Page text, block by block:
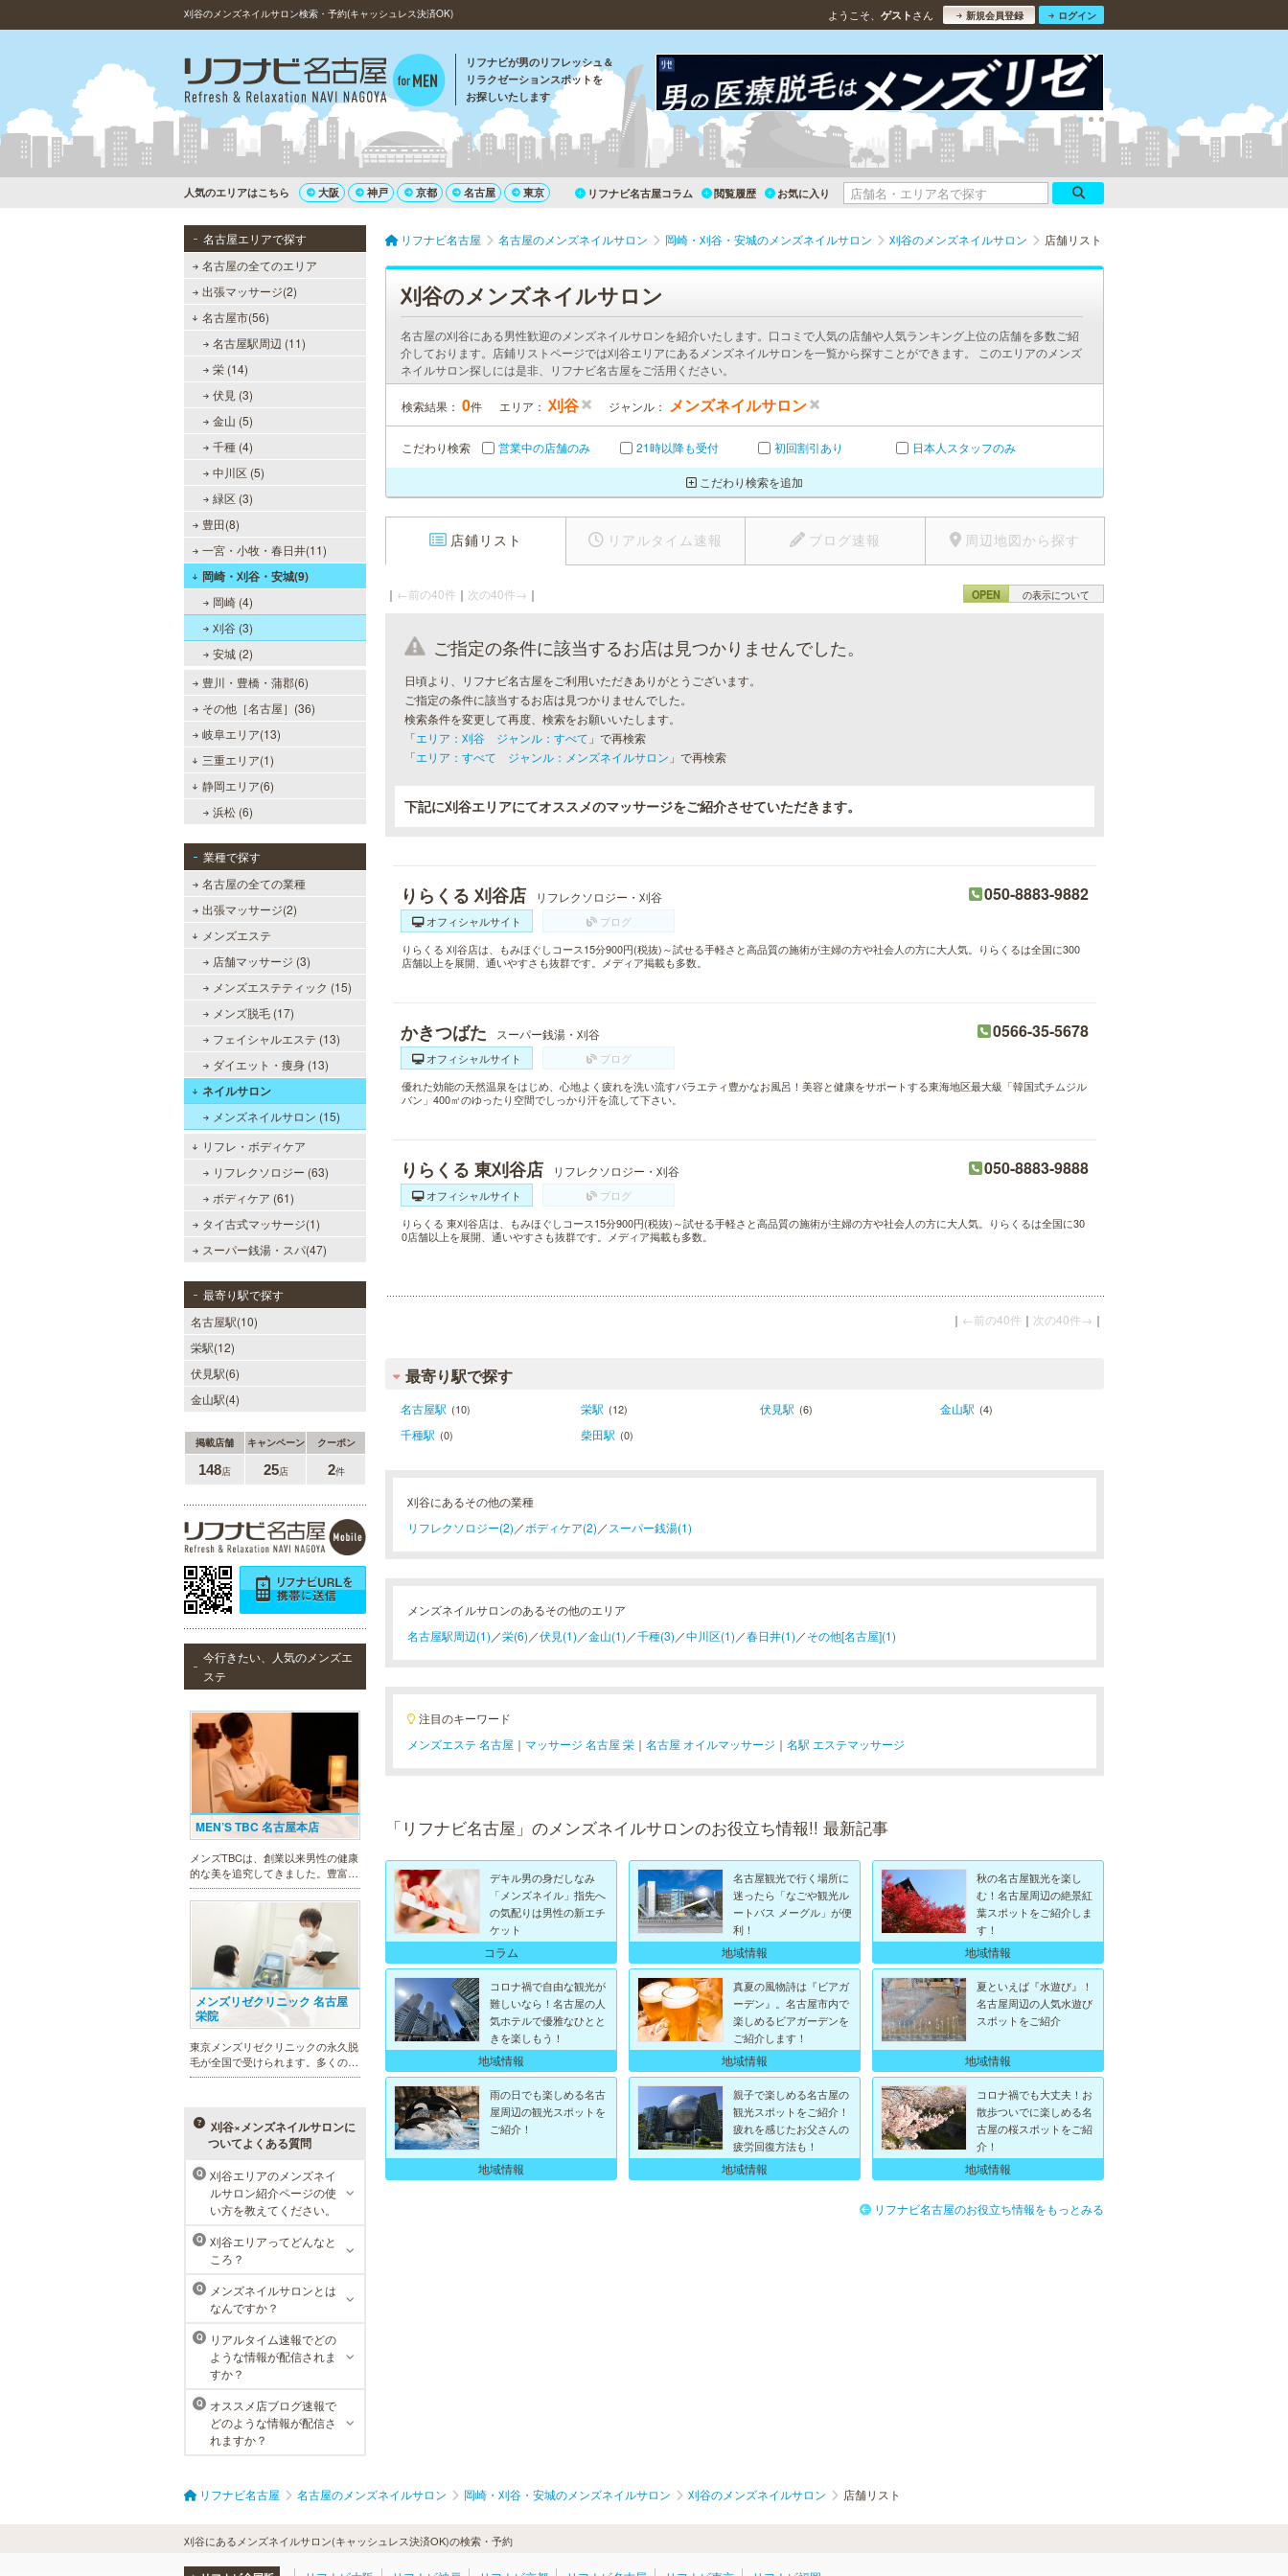
刈谷のメンズネイルサロン検索・予約(キャッシュレス決済OK) ようこそ、 ゲスト さん 新規会員登録 ログイン
リフナビが男のリフレッシュ＆
リラクゼーションスポットを
お探しいたします
人気のエリアはこちら 大阪 神戸 京都 名古屋 東京 リフナビ名古屋コラム 閲覧履歴 お気に入り
名古屋エリアで探す
名古屋の全てのエリア
出張マッサージ(2)
名古屋市(56)
名古屋駅周辺 (11)
栄 (14)
伏見 (3)
金山 (5)
千種 (4)
中川区 (5)
緑区 (3)
豊田(8)
一宮・小牧・春日井(11)
岡崎・刈谷・安城(9)
岡崎 (4)
刈谷 (3)
安城 (2)
豊川・豊橋・蒲郡(6)
その他［名古屋］(36)
岐阜エリア(13)
三重エリア(1)
静岡エリア(6)
浜松 (6)
業種で探す
名古屋の全ての業種
出張マッサージ(2)
メンズエステ
店舗マッサージ (3)
メンズエステティック (15)
メンズ脱毛 (17)
フェイシャルエステ (13)
ダイエット・痩身 (13)
ネイルサロン
メンズネイルサロン (15)
リフレ・ボディケア
リフレクソロジー (63)
ボディケア (61)
タイ古式マッサージ(1)
スーパー銭湯・スパ(47)
最寄り駅で探す
名古屋駅(10)
栄駅(12)
伏見駅(6)
金山駅(4)
掲載店舗 キャンペーン クーポン
148店 25店 2件
今行きたい、人気のメンズエ
ステ
MEN’S TBC 名古屋本店
メンズTBCは、創業以来男性の健康
的な美を追究してきました。豊富な
脱毛メニューを始め、フェイシャル
ケア、下腹引き締め等、各種お得な
体験コースを取り揃えています。選
べる種類の多さで初めての方も安心
です。
メンズリゼクリニック 名古屋
栄院
東京メンズリゼクリニックの永久脱
毛が全国で受けられます。多くの男
性患者様にご支持頂き、新宿1院か
展開するクリニックになりました。
ラ・パルレ 名古屋本店
ラ・パルレでは、内側からも外側か
らも健康的に美しく男性をサポー
ト。脱メタボリックやダイエット、
マッチョコースやにきび内外コー
ス、アロマトリートメント等多彩な
メニューをご用意。お得な体験コー
刈谷×メンズネイルサロンに
ついてよくある質問
Q
刈谷エリアのメンズネイ
ルサロン紹介ページの使
い方を教えてください。
Q
刈谷エリアってどんなと
ころ？
Q
メンズネイルサロンとは
なんですか？
Q
リアルタイム速報でどの
ような情報が配信されま
すか？
Q
オススメ店ブログ速報で
どのような情報が配信さ
れますか？
リフナビ名古屋 名古屋のメンズネイルサロン 岡崎・刈谷・安城のメンズネイルサロン 刈谷のメンズネイルサロン 店舗リスト
刈谷のメンズネイルサロン
名古屋の刈谷にある男性歓迎のメンズネイルサロンを紹介いたします。口コミで人気の店舗や人気ランキング上位の店舗を多数ご紹
介しております。店鋪リストページでは刈谷エリアにあるメンズネイルサロンを一覧から探すことができます。 このエリアのメンズ
ネイルサロン探しには是非、リフナビ名古屋をご活用ください。
検索結果： 0件 エリア： 刈谷 ジャンル： メンズネイルサロン
こだわり検索 営業中の店舗のみ 21時以降も受付 初回割引あり 日本人スタッフのみ
こだわり検索を追加
店鋪リスト リアルタイム速報 ブログ速報 周辺地図から探す
｜ ←前の40件 ｜ 次の40件→ ｜ OPEN の表示について
ご指定の条件に該当するお店は見つかりませんでした。
日頃より、リフナビ名古屋をご利用いただきありがとうございます。
ご指定の条件に該当するお店は見つかりませんでした。
検索条件を変更して再度、検索をお願いいたします。
「エリア：刈谷 ジャンル：すべて 」で再検索
「エリア：すべて ジャンル：メンズネイルサロン 」で再検索
下記に刈谷エリアにてオススメのマッサージをご紹介させていただきます。
りらくる 刈谷店 リフレクソロジー・刈谷 050-8883-9882
オフィシャルサイト
ブログ
りらくる 刈谷店は、もみほぐしコース15分900円(税抜)～試せる手軽さと高品質の施術が主婦の方や社会人の方に大人気。りらくるは全国に300
店舗以上を展開、通いやすさも抜群です。メディア掲載も多数。
かきつばた スーパー銭湯・刈谷 0566-35-5678
オフィシャルサイト
ブログ
優れた効能の天然温泉をはじめ、心地よく疲れを洗い流すバラエティ豊かなお風呂！美容と健康をサポートする東海地区最大級「韓国式チムジル
バン」400㎡のゆったり空間でしっかり汗を流して下さい。
りらくる 東刈谷店 リフレクソロジー・刈谷 050-8883-9888
オフィシャルサイト
ブログ
りらくる 東刈谷店は、もみほぐしコース15分900円(税抜)～試せる手軽さと高品質の施術が主婦の方や社会人の方に大人気。りらくるは全国に30
0店舗以上を展開、通いやすさも抜群です。メディア掲載も多数。
｜ ←前の40件 ｜ 次の40件→ ｜
最寄り駅で探す
名古屋駅 (10) 栄駅 (12) 伏見駅 (6) 金山駅 (4)
千種駅 (0) 柴田駅 (0)
刈谷にあるその他の業種
リフレクソロジー(2) ／ボディケア(2) ／ スーパー銭湯(1)
メンズネイルサロンのあるその他のエリア
名古屋駅周辺(1) ／栄(6) ／伏見(1) ／金山(1) ／千種(3) ／中川区(1) ／春日井(1) ／その他[名古屋](1)
注目のキーワード
メンズエステ 名古屋 ｜ マッサージ 名古屋 栄 ｜ 名古屋 オイルマッサージ ｜ 名駅 エステマッサージ
「リフナビ名古屋」のメンズネイルサロンのお役立ち情報!! 最新記事
デキル男の身だしなみ
「メンズネイル」指先へ
の気配りは男性の新エチ
ケット
コラム
名古屋観光で行く場所に
迷ったら「なごや観光ル
ートバス メーグル」が便
利！
地域情報
秋の名古屋観光を楽し
む！名古屋周辺の絶景紅
葉スポットをご紹介しま
す！
地域情報
コロナ禍で自由な観光が
難しいなら！名古屋の人
気ホテルで優雅なひとと
きを楽しもう！
地域情報
真夏の風物詩は『ビアガ
ーデン』。名古屋市内で
楽しめるビアガーデンを
ご紹介します！
地域情報
夏といえば『水遊び』！
名古屋周辺の人気水遊び
スポットをご紹介
地域情報
雨の日でも楽しめる名古
屋周辺の観光スポットを
ご紹介！
地域情報
親子で楽しめる名古屋の
観光スポットをご紹介！
疲れを感じたお父さんの
疲労回復方法も！
地域情報
コロナ禍でも大丈夫！お
散歩ついでに楽しめる名
古屋の桜スポットをご紹
介！
地域情報
リフナビ名古屋のお役立ち情報をもっとみる
リフナビ名古屋 名古屋のメンズネイルサロン 岡崎・刈谷・安城のメンズネイルサロン 刈谷のメンズネイルサロン 店舗リスト
刈谷にあるメンズネイルサロン(キャッシュレス決済OK)の検索・予約